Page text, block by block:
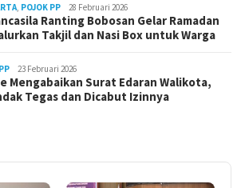
, POJOK PP 28 Februari 2026
Ranting Bobosan Gelar Ramadan
Takjil dan Nasi Box untuk Warga
23 Februari 2026
Mengabaikan Surat Edaran Walikota,
Tegas dan Dicabut Izinnya